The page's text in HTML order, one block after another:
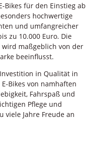
Bikes für den Einstieg ab
hochwertige
und umfangreicher
zu 10.000 Euro. Die
maßgeblich von der
beeinflusst.
in Qualität in
Bikes von namhaften
Fahrspaß und
Pflege und
viele Jahre Freude an